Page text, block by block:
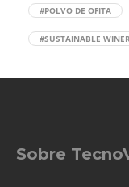
#POLVO DE OFITA
#SUSTAINABLE
Sobre